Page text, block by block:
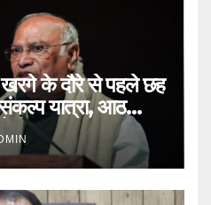
के दौरे से पहले छह
संकल्प यात्रा, आठ